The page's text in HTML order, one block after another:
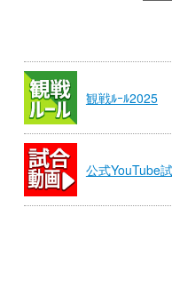
観戦ﾙｰﾙ2025
公式YouTube